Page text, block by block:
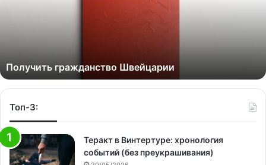
Получить гражданство Швейцарии
Топ-3:
Теракт в Винтертуре: хронология
событий (без преукрашивания)